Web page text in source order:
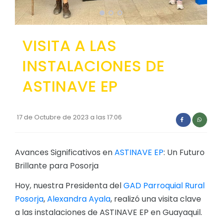
Convocatorias
Plan de desarrollo y Ordenamiento Territorial -
Plan Anual Contratación - PAC
Plan Operativo Anual - POA
PRESUPUESTO: EJECUCIÓN Y REPORTES
Procesos de contratación
Obras y proyectos
VISITA A LAS
INSTALACIONES DE
ASTINAVE EP
17 de Octubre de 2023 a las 17:06
Avances Significativos enASTINAVE EP: Un Futuro
Brillante para Posorja
Hoy, nuestra Presidenta delGAD Parroquial Rural
Posorja,Alexandra Ayala, realizó una visita clave
a las instalaciones de ASTINAVE EP en Guayaquil.